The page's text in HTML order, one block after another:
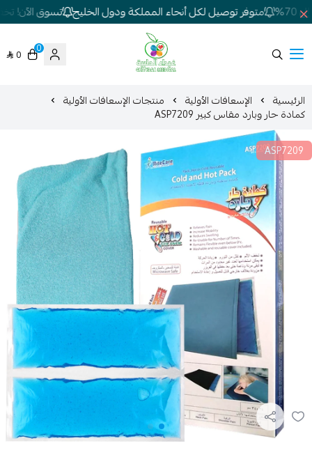
متوفر توصيل لكل أنحاء المملكة ودول الخليج تسوق الآن!
شركة غيداء المتطورة الطبية
0
0
الرئيسية الإسعافات الأولية منتجات الإسعافات الأولية
كمادة حار وبارد مقاس كبير ASP7209
ASP7209